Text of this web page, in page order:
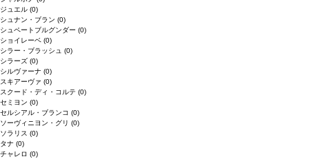
ジュエル (0)
シュナン・ブラン (0)
シュペートブルグンダー (0)
ショイレーベ (0)
シラー・ブラッシュ (0)
シラーズ (0)
シルヴァーナ (0)
スキアーヴァ (0)
スクード・ディ・コルテ (0)
セミヨン (0)
セルシアル・ブランコ (0)
ソーヴィニヨン・グリ (0)
ソラリス (0)
タナ (0)
チャレロ (0)